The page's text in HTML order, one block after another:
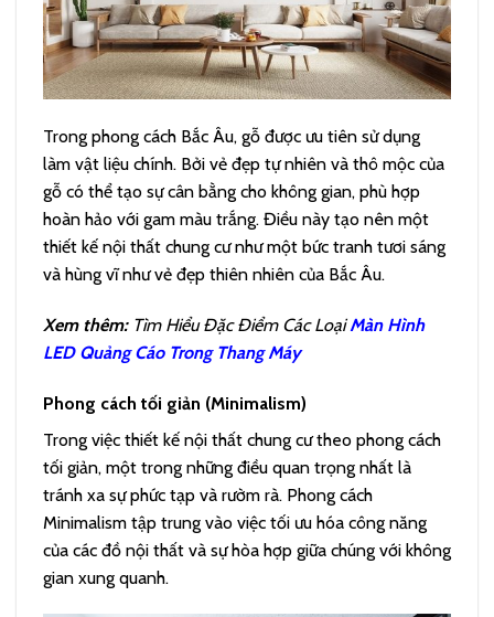
Trong phong cách Bắc Âu, gỗ được ưu tiên sử dụng
làm vật liệu chính. Bởi vẻ đẹp tự nhiên và thô mộc của
gỗ có thể tạo sự cân bằng cho không gian, phù hợp
hoàn hảo với gam màu trắng. Điều này tạo nên một
thiết kế nội thất chung cư như một bức tranh tươi sáng
và hùng vĩ như vẻ đẹp thiên nhiên của Bắc Âu.
Xem thêm:Tìm Hiểu Đặc Điểm Các LoạiMàn Hình
LED Quảng Cáo Trong Thang Máy
Phong cách tối giản (Minimalism)
Trong việc thiết kế nội thất chung cư theo phong cách
tối giản, một trong những điều quan trọng nhất là
tránh xa sự phức tạp và rườm rà. Phong cách
Minimalism tập trung vào việc tối ưu hóa công năng
của các đồ nội thất và sự hòa hợp giữa chúng với không
gian xung quanh.